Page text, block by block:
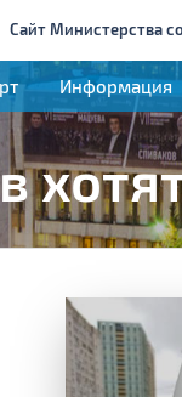
Сайт Министерства
Информация